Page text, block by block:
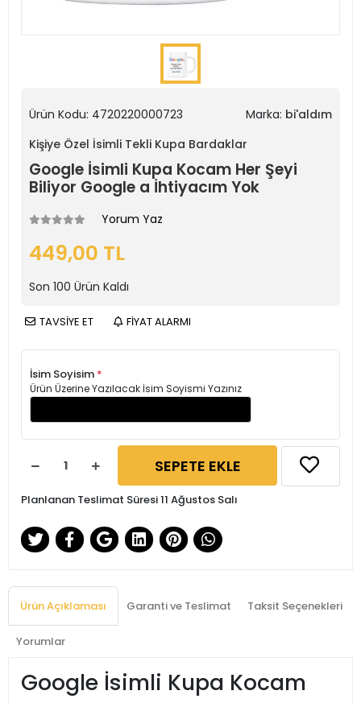
Ürün Kodu: 4720220000723 Marka: bi'aldım
Kişiye Özel İsimli Tekli Kupa Bardaklar
Google İsimli Kupa Kocam Her Şeyi
Biliyor Google a İhtiyacım Yok
Yorum Yaz
449,00 TL
Son 100 Ürün Kaldı
TAVSİYE ET FİYAT ALARMI
İsim Soyisim *
Ürün Üzerine Yazılacak İsim Soyismi Yazınız
SEPETE EKLE
Planlanan Teslimat Süresi 11 Ağustos Salı
Ürün Açıklaması Garanti ve Teslimat Taksit Seçenekleri
Yorumlar
Google İsimli Kupa Kocam